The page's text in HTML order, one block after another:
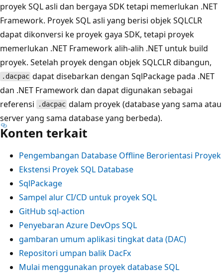
proyek SQL asli dan bergaya SDK tetapi memerlukan .NET
Framework. Proyek SQL asli yang berisi objek SQLCLR
dapat dikonversi ke proyek gaya SDK, tetapi proyek
memerlukan .NET Framework alih-alih .NET untuk build
proyek. Setelah proyek dengan objek SQLCLR dibangun,
.dacpac dapat disebarkan dengan SqlPackage pada .NET
dan .NET Framework dan dapat digunakan sebagai
referensi
.dacpac dalam proyek (database yang sama atau
server yang sama database yang berbeda).
Konten terkait
Pengembangan Database Offline Berorientasi Proyek
Ekstensi Proyek SQL Database
SqlPackage
Sampel alur CI/CD untuk proyek SQL
GitHub sql-action
Penyebaran Azure DevOps SQL
gambaran umum aplikasi tingkat data (DAC)
Repositori umpan balik DacFx
Mulai menggunakan proyek database SQL